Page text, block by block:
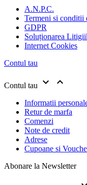
A.N.P.C.
Termeni si conditii
GDPR
Soluționarea
Internet Cookies
Contul tau
Contul tau  
Informatii
Retur de marfa
Comenzi
Note de credit
Adrese
Cupoane si
Abonare la Newsletter